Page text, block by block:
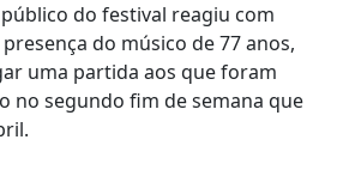
do festival reagiu com
do músico de 77 anos,
uma partida aos que foram
no segundo fim de semana que